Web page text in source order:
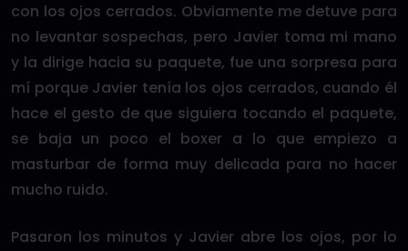
con los ojos cerrados. Obviamente me detuve para
no levantar sospechas, pero Javier toma mi mano
y la dirige hacia su paquete, fue una sorpresa para
mí porque Javier tenía los ojos cerrados, cuando él
hace el gesto de que siguiera tocando el paquete,
se baja un poco el boxer a lo que empiezo a
masturbar de forma muy delicada para no hacer
mucho ruido.
Pasaron los minutos y Javier abre los ojos, por lo